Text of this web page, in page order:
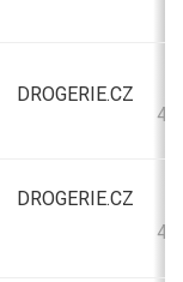
DROGERIE.CZ
DROGERIE.CZ